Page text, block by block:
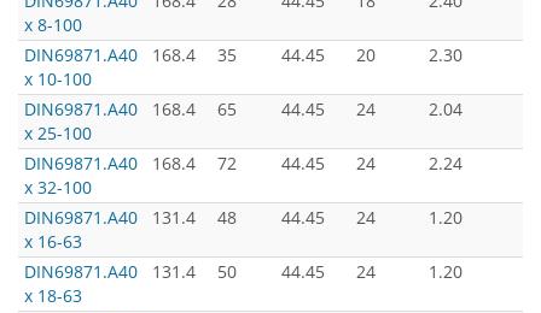
х 8-100
DIN69871.А40
х 10-100
168.4 35 44.45 20 2.30
DIN69871.А40
х 25-100
168.4 65 44.45 24 2.04
DIN69871.А40
х 32-100
168.4 72 44.45 24 2.24
DIN69871.А40
х 16-63
131.4 48 44.45 24 1.20
DIN69871.А40
х 18-63
131.4 50 44.45 24 1.20